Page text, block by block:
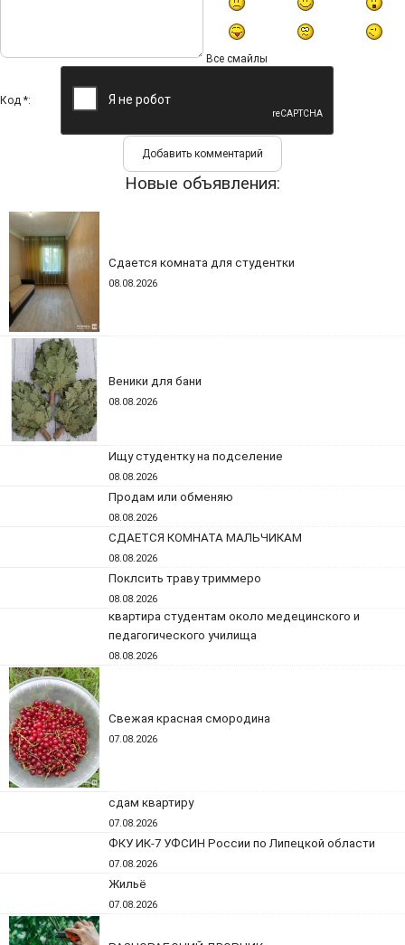
Все смайлы
Код *:
Новые объявления:
Сдается комната для студентки
08.08.2026
Веники для бани
08.08.2026
Ищу студентку на подселение
08.08.2026
Продам или обменяю
08.08.2026
СДАЕТСЯ КОМНАТА МАЛЬЧИКАМ
08.08.2026
Поклсить траву триммеро
08.08.2026
квартира студентам около медецинского и
педагогического училища
08.08.2026
Свежая красная смородина
07.08.2026
сдам квартиру
07.08.2026
ФКУ ИК-7 УФСИН России по Липецкой области
07.08.2026
Жильё
07.08.2026